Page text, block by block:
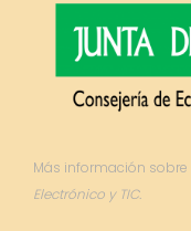
Más información sobre
Electrónico y TIC.